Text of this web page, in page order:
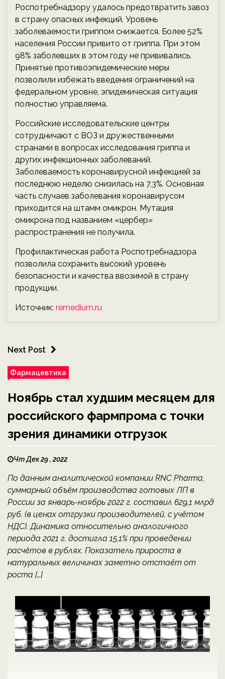
Роспотребнадзору удалось предотвратить завоз
в страну опасных инфекций. Уровень
заболеваемости гриппом снижается. Более 52%
населения России привито от гриппа. При этом
98% заболевших в этом году не прививались.
Принятые противоэпидемические меры
позволили избежать введения ограничений на
федеральном уровне, эпидемическая ситуация
полностью управляема.
Российские исследовательские центры
сотрудничают с ВОЗ и дружественными
странами в вопросах исследования гриппа и
других инфекционных заболеваний.
Заболеваемость коронавирусной инфекцией за
последнюю неделю снизилась на 7,3%. Основная
часть случаев заболевания коронавирусом
приходится на штамм омикрон. Мутация
омикрона под названием «цербер»
распространения не получила.
Профилактическая работа Роспотребнадзора
позволила сохранить высокий уровень
безопасности и качества ввозимой в страну
продукции.
Источник: remedium.ru
Next Post
Фармацевтика
Ноябрь стал худшим месяцем для
российского фармпрома с точки
зрения динамики отгрузок
Чт Дек 29 , 2022
По данным аналитической компании RNC Pharma,
суммарный объём производства готовых ЛП в
России за январь-ноябрь 2022 г. составил 629,1 млрд
руб. (в ценах отгрузки производителей, с учётом
НДС). Динамика относительно аналогичного
периода 2021 г. достигла 15,1% при проведении
расчётов в рублях. Показатель прироста в
натуральных величинах заметно отстаёт от
роста […]